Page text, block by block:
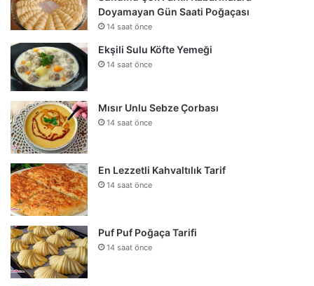
Doyamayan Gün Saati Poğaçası
14 saat önce
Ekşili Sulu Köfte Yemeği
14 saat önce
Mısır Unlu Sebze Çorbası
14 saat önce
En Lezzetli Kahvaltılık Tarif
14 saat önce
Puf Puf Poğaça Tarifi
14 saat önce